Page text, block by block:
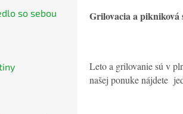
so sebou Grilovacia a pikniková
Leto a grilovanie sú v
našej ponuke nájdete